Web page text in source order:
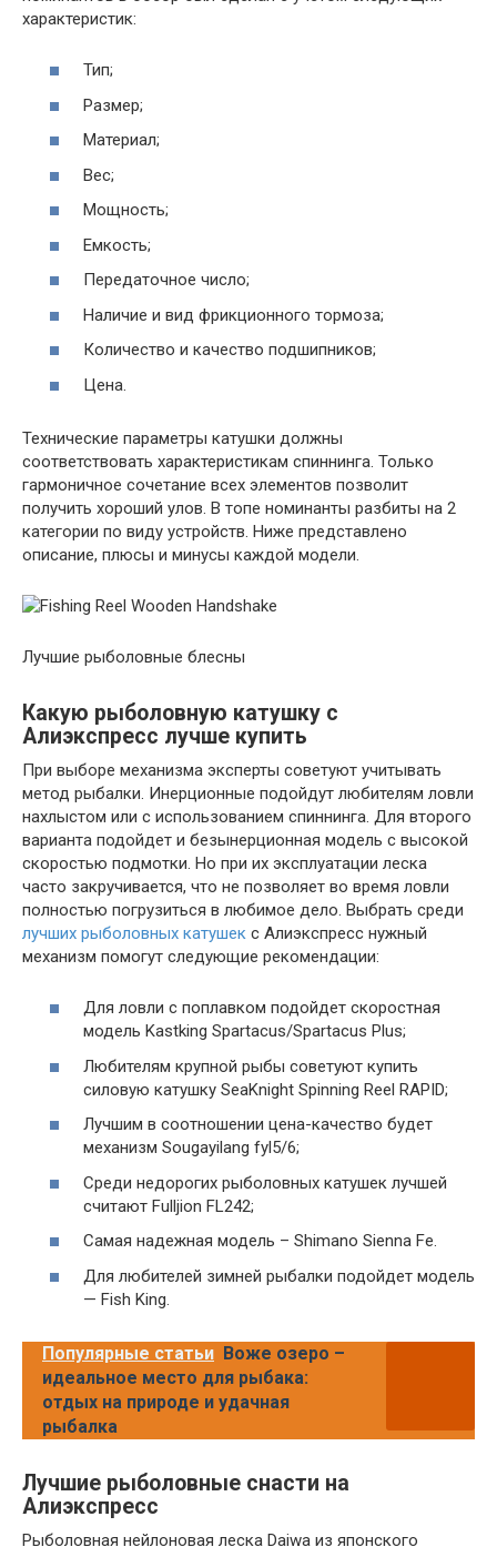
характеристик:
Тип;
Размер;
Материал;
Вес;
Мощность;
Емкость;
Передаточное число;
Наличие и вид фрикционного тормоза;
Количество и качество подшипников;
Цена.
Технические параметры катушки должны
соответствовать характеристикам спиннинга. Только
гармоничное сочетание всех элементов позволит
получить хороший улов. В топе номинанты разбиты на 2
категории по виду устройств. Ниже представлено
описание, плюсы и минусы каждой модели.
Лучшие рыболовные блесны
Какую рыболовную катушку с
Алиэкспресс лучше купить
При выборе механизма эксперты советуют учитывать
метод рыбалки. Инерционные подойдут любителям ловли
нахлыстом или с использованием спиннинга. Для второго
варианта подойдет и безынерционная модель с высокой
скоростью подмотки. Но при их эксплуатации леска
часто закручивается, что не позволяет во время ловли
полностью погрузиться в любимое дело. Выбрать среди
лучших рыболовных катушек с Алиэкспресс нужный
механизм помогут следующие рекомендации:
Для ловли с поплавком подойдет скоростная
модель Kastking Spartacus/Spartacus Plus;
Любителям крупной рыбы советуют купить
силовую катушку SeaKnight Spinning Reel RAPID;
Лучшим в соотношении цена-качество будет
механизм Sougayilang fyl5/6;
Среди недорогих рыболовных катушек лучшей
считают Fulljion FL242;
Самая надежная модель – Shimano Sienna Fe.
Для любителей зимней рыбалки подойдет модель
— Fish King.
Популярные статьи Воже озеро –
идеальное место для рыбака:
отдых на природе и удачная
рыбалка
Лучшие рыболовные снасти на
Алиэкспресс
Рыболовная нейлоновая леска Daiwa из японского